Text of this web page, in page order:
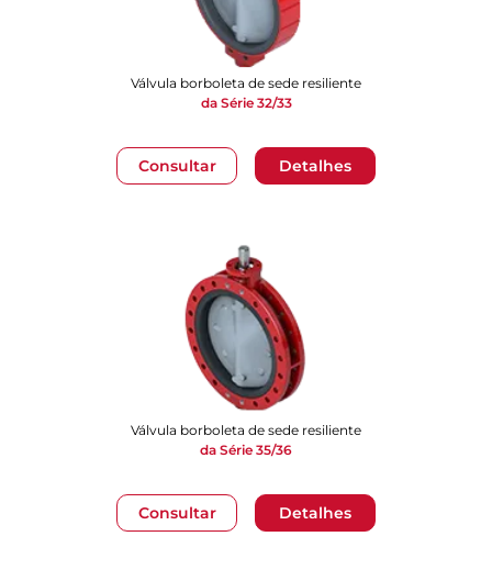
Consultar Detalhes
Válvula borboleta de sede resiliente
da Série 32/33
Consultar Detalhes
Válvula borboleta de sede resiliente
da Série 35/36